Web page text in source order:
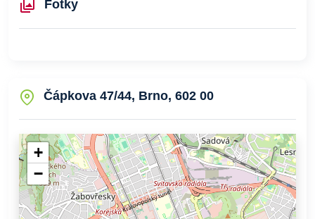
Fotky
Čápkova 47/44, Brno, 602 00
+
−